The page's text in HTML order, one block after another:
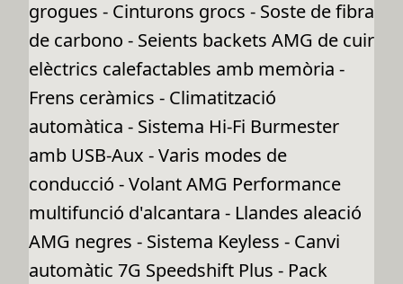
grogues - Cinturons grocs - Soste de fibra
de carbono - Seients backets AMG de cuir
elèctrics calefactables amb memòria -
Frens ceràmics - Climatització
automàtica - Sistema Hi-Fi Burmester
amb USB-Aux - Varis modes de
conducció - Volant AMG Performance
multifunció d'alcantara - Llandes aleació
AMG negres - Sistema Keyless - Canvi
automàtic 7G Speedshift Plus - Pack